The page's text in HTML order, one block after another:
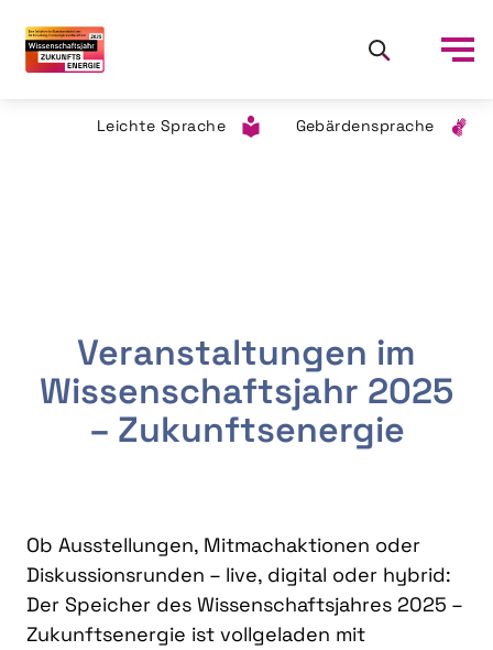
Leichte Sprache Gebärdensprache
Veranstaltungen im
Wissenschaftsjahr 2025
– Zukunftsenergie
Ob Ausstellungen, Mitmachaktionen oder
Diskussionsrunden – live, digital oder hybrid:
Der Speicher des Wissenschaftsjahres 2025 –
Zukunftsenergie ist vollgeladen mit